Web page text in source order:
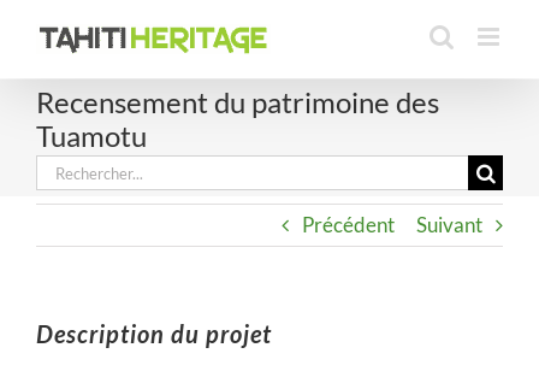
Recensement du patrimoine des
Tuamotu
Rechercher:
Précédent Suivant
Description du projet